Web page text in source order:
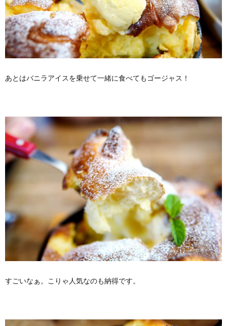
あとはバニラアイスを乗せて一緒に食べてもゴージャス！
すごいなぁ。こりゃ人気なのも納得です。